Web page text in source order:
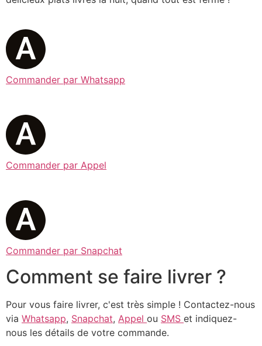
Commander par Whatsapp
Commander par Appel
Commander par Snapchat
Comment se faire livrer ?
Pour vous faire livrer, c'est très simple ! Contactez-nous
via Whatsapp, Snapchat, Appel ou SMS et indiquez-
nous les détails de votre commande.